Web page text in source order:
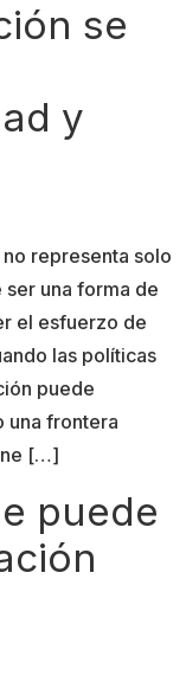
se
y
representa solo
ser una forma de
el esfuerzo de
las políticas
puede
una frontera
[…]
puede